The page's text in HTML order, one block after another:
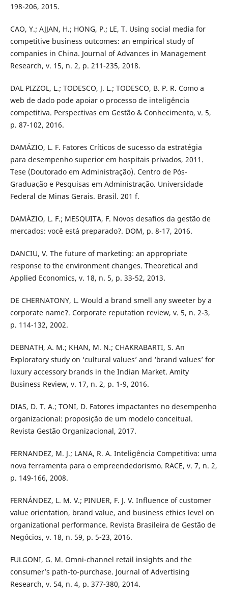
198-206, 2015.
CAO, Y.; AJJAN, H.; HONG, P.; LE, T. Using social media for
competitive business outcomes: an empirical study of
companies in China. Journal of Advances in Management
Research, v. 15, n. 2, p. 211-235, 2018.
DAL PIZZOL, L.; TODESCO, J. L.; TODESCO, B. P. R. Como a
web de dado pode apoiar o processo de inteligência
competitiva. Perspectivas em Gestão & Conhecimento, v. 5,
p. 87-102, 2016.
DAMÁZIO, L. F. Fatores Críticos de sucesso da estratégia
para desempenho superior em hospitais privados, 2011.
Tese (Doutorado em Administração). Centro de Pós-
Graduação e Pesquisas em Administração. Universidade
Federal de Minas Gerais. Brasil. 201 f.
DAMÁZIO, L. F.; MESQUITA, F. Novos desafios da gestão de
mercados: você está preparado?. DOM, p. 8-17, 2016.
DANCIU, V. The future of marketing: an appropriate
response to the environment changes. Theoretical and
Applied Economics, v. 18, n. 5, p. 33-52, 2013.
DE CHERNATONY, L. Would a brand smell any sweeter by a
corporate name?. Corporate reputation review, v. 5, n. 2-3,
p. 114-132, 2002.
DEBNATH, A. M.; KHAN, M. N.; CHAKRABARTI, S. An
Exploratory study on ‘cultural values’ and ‘brand values’ for
luxury accessory brands in the Indian Market. Amity
Business Review, v. 17, n. 2, p. 1-9, 2016.
DIAS, D. T. A.; TONI, D. Fatores impactantes no desempenho
organizacional: proposição de um modelo conceitual.
Revista Gestão Organizacional, 2017.
FERNANDEZ, M. J.; LANA, R. A. Inteligência Competitiva: uma
nova ferramenta para o empreendedorismo. RACE, v. 7, n. 2,
p. 149-166, 2008.
FERNÁNDEZ, L. M. V.; PINUER, F. J. V. Influence of customer
value orientation, brand value, and business ethics level on
organizational performance. Revista Brasileira de Gestão de
Negócios, v. 18, n. 59, p. 5-23, 2016.
FULGONI, G. M. Omni-channel retail insights and the
consumer’s path-to-purchase. Journal of Advertising
Research, v. 54, n. 4, p. 377-380, 2014.